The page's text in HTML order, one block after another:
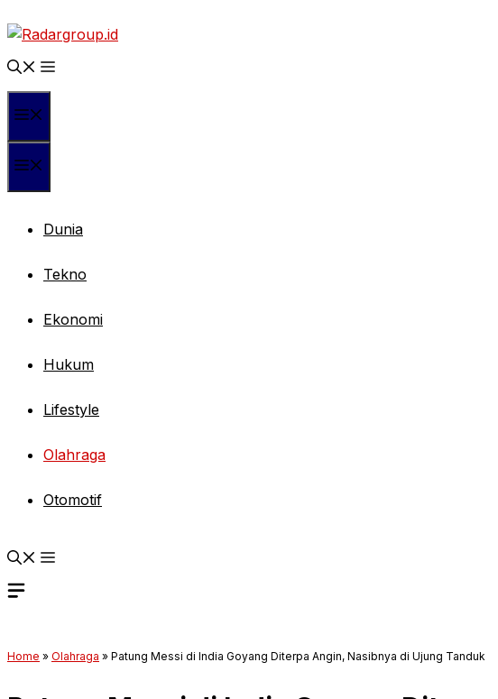
ke
isi
Dunia
Tekno
Ekonomi
Hukum
Lifestyle
Olahraga
Otomotif
Home » Olahraga » Patung Messi di India Goyang Diterpa Angin, Nasibnya di Ujung Tanduk